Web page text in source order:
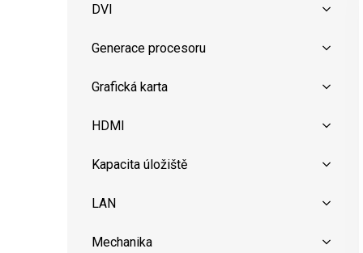
DVI
Generace procesoru
Grafická karta
HDMI
Kapacita úložiště
LAN
Mechanika